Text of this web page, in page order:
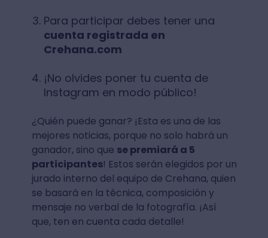
Para participar debes tener una
cuenta registrada en
Crehana.com
¡No olvides poner tu cuenta de
Instagram en modo público!
¿Quién puede ganar? ¡Esta es una de las
mejores noticias, porque no solo habrá un
ganador, sino que se premiará a 5
participantes! Estos serán elegidos por un
jurado interno del equipo de Crehana, quien
se basará en la técnica, composición y
mensaje no verbal de la fotografía. ¡Así
que, ten en cuenta cada detalle!